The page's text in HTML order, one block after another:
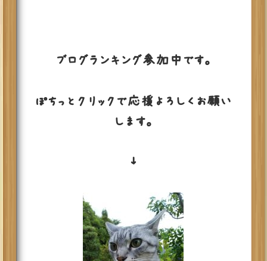
ブログランキング参加中です。
ぽちっとクリックで応援よろしくお願い
します。
↓